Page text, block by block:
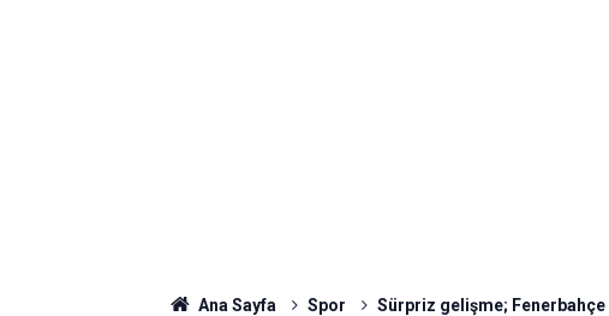
Ana Sayfa Spor Sürpriz gelişme;